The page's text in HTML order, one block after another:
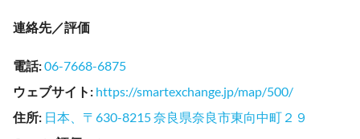
連絡先／評価
電話:06-7668-6875
ウェブサイト : https://smartexchange.jp/map/500/
住所: 日本、〒630-8215 奈良県奈良市東向中町２９